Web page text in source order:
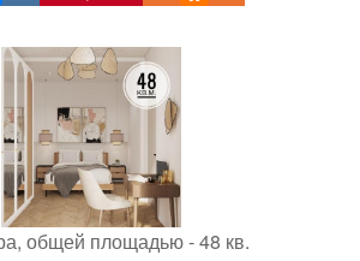
общей площадью - 48 кв.